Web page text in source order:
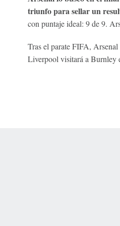
triunfo para sellar un
con puntaje ideal: 9 de 9.
Tras el parate FIFA,
Liverpool visitará a Burnley